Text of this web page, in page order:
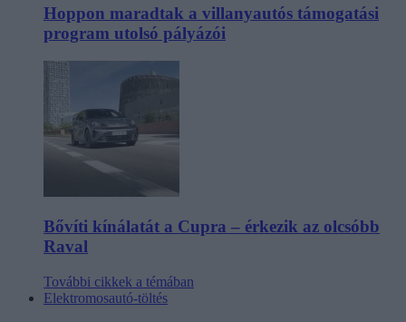
Hoppon maradtak a villanyautós támogatási
program utolsó pályázói
Bővíti kínálatát a Cupra – érkezik az olcsóbb
Raval
További cikkek a témában
Elektromosautó-töltés